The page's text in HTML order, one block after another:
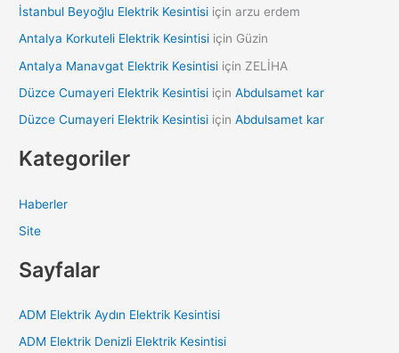
İstanbul Beyoğlu Elektrik Kesintisi içinarzu erdem
Antalya Korkuteli Elektrik Kesintisi için Güzin
Antalya Manavgat Elektrik Kesintisi için ZELİHA
Düzce Cumayeri Elektrik Kesintisi içinAbdulsamet kar
Düzce Cumayeri Elektrik Kesintisi içinAbdulsamet kar
Kategoriler
Haberler
Site
Sayfalar
ADM Elektrik Aydın Elektrik Kesintisi
ADM Elektrik Denizli Elektrik Kesintisi